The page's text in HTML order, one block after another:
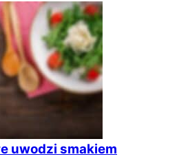
uwodzi smakiem